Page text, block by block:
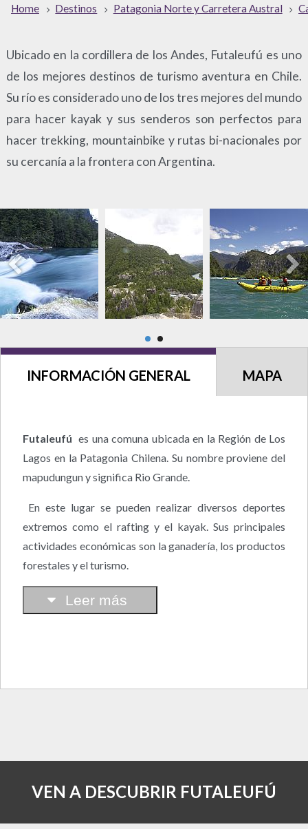
Home Destinos Patagonia Norte y Carretera Austral
Ubicado en la cordillera de los Andes, Futaleufú es uno
de los mejores destinos de turismo aventura en Chile.
Su río es considerado uno de los tres mejores del mundo
para hacer kayak y sus senderos son perfectos para
hacer trekking, mountainbike y rutas bi-nacionales por
su cercanía a la frontera con Argentina.
INFORMACIÓN GENERAL MAPA
Futaleufú es una comuna ubicada en la Región de Los
Lagos en la Patagonia Chilena. Su nombre proviene del
mapudungun y significa Rio Grande.
En este lugar se pueden realizar diversos deportes
extremos como el rafting y el kayak. Sus principales
actividades económicas son la ganadería, los productos
forestales y el turismo.
Leer más
VEN A DESCUBRIR FUTALEUFÚ